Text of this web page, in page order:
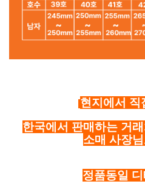
현지에서 직
한국에서 판매하는 거
소매 사장
정품동일